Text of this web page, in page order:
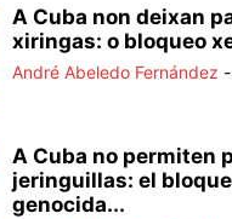
A Cuba non deixan
xiringas: o bloqueo
André Abeledo Fernández -
A Cuba no permiten
jeringuillas: el
genocida...